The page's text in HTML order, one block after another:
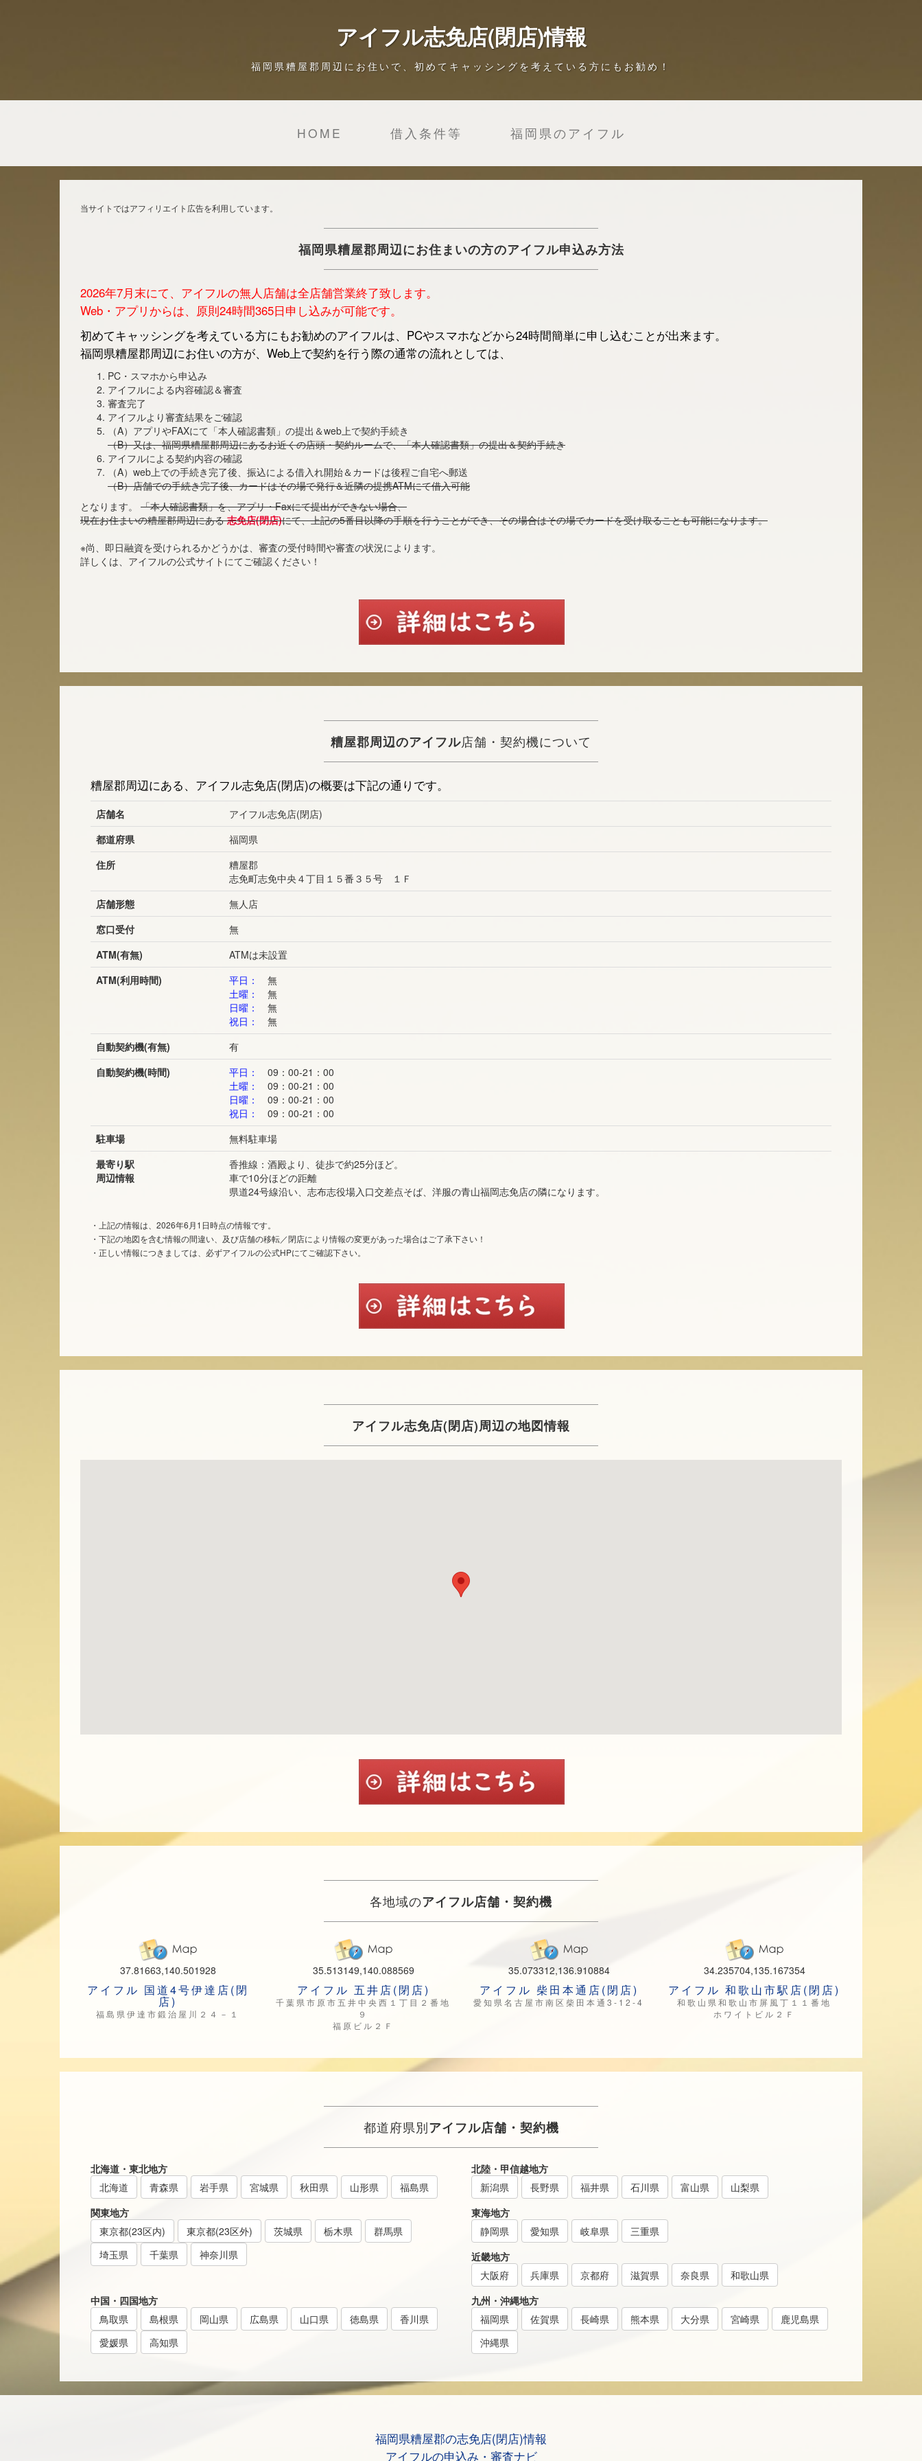
アイフル志免店(閉店)情報
福岡県糟屋郡周辺にお住いで、初めてキャッシングを考えている方にもお勧め！
HOME 借入条件等 福岡県のアイフル
当サイトではアフィリエイト広告を利用しています。
福岡県糟屋郡周辺にお住まいの方のアイフル申込み方法
2026年7月末にて、アイフルの無人店舗は全店舗営業終了致します。
Web・アプリからは、原則24時間365日申し込みが可能です。
初めてキャッシングを考えている方にもお勧めのアイフルは、PCやスマホなどから24時間簡単に申し込むことが出来ます。
福岡県糟屋郡周辺にお住いの方が、Web上で契約を行う際の通常の流れとしては、
PC・スマホから申込み
アイフルによる内容確認＆審査
審査完了
アイフルより審査結果をご確認
（A）アプリやFAXにて「本人確認書類」の提出＆web上で契約手続き
（B）又は、福岡県糟屋郡周辺にあるお近くの店頭・契約ルームで、「本人確認書類」の提出＆契約手続き
アイフルによる契約内容の確認
（A）web上での手続き完了後、振込による借入れ開始＆カードは後程ご自宅へ郵送
（B）店舗での手続き完了後、カードはその場で発行＆近隣の提携ATMにて借入可能
となります。 「本人確認書類」を、アプリ・Faxにて提出ができない場合、
現在お住まいの糟屋郡周辺にある志免店(閉店)にて、上記の5番目以降の手順を行うことができ、その場合はその場でカードを受け取ることも可能になります。
※尚、即日融資を受けられるかどうかは、審査の受付時間や審査の状況によります。
詳しくは、アイフルの公式サイトにてご確認ください！
糟屋郡周辺のアイフル店舗・契約機について
糟屋郡周辺にある、アイフル志免店(閉店)の概要は下記の通りです。
店舗名
アイフル志免店(閉店)
都道府県
福岡県
住所
糟屋郡
志免町志免中央４丁目１５番３５号 １Ｆ
店舗形態
無人店
窓口受付
無
ATM(有無)
ATMは未設置
ATM(利用時間)
平日：
無
土曜：
無
日曜：
無
祝日：
無
自動契約機(有無)
有
自動契約機(時間)
平日：
09：00-21：00
土曜：
09：00-21：00
日曜：
09：00-21：00
祝日：
09：00-21：00
駐車場
無料駐車場
最寄り駅
周辺情報
香推線：酒殿より、徒歩で約25分ほど。
車で10分ほどの距離
県道24号線沿い、志布志役場入口交差点そば、洋服の青山福岡志免店の隣になります。
・上記の情報は、2026年6月1日時点の情報です。
・下記の地図を含む情報の間違い、及び店舗の移転／閉店により情報の変更があった場合はご了承下さい！
・正しい情報につきましては、必ずアイフルの公式HPにてご確認下さい。
アイフル志免店(閉店)周辺の地図情報
各地域のアイフル店舗・契約機
37.81663,140.501928
アイフル 国道4号伊達店(閉
店)
福島県伊達市鍛治屋川２４－１
35.513149,140.088569
アイフル 五井店(閉店)
千葉県市原市五井中央西１丁目２番地
９
福原ビル２Ｆ
35.073312,136.910884
アイフル 柴田本通店(閉店)
愛知県名古屋市南区柴田本通3-12-4
34.235704,135.167354
アイフル 和歌山市駅店(閉店)
和歌山県和歌山市屏風丁１１番地
ホワイトビル２Ｆ
都道府県別アイフル店舗・契約機
北海道・東北地方
北海道
青森県 岩手県 宮城県 秋田県 山形県 福島県
北陸・甲信越地方
新潟県
長野県 福井県 石川県 富山県
山梨県
関東地方
東京都(23区内)
東京都(23区外) 茨城県 栃木県
群馬県
埼玉県
千葉県 神奈川県
東海地方
静岡県
愛知県 岐阜県
三重県
近畿地方
大阪府
兵庫県 京都府 滋賀県 奈良県
和歌山県
中国・四国地方
鳥取県
島根県 岡山県 広島県 山口県 徳島県
香川県
愛媛県
高知県
九州・沖縄地方
福岡県
佐賀県 長崎県 熊本県 大分県 宮崎県
鹿児島県
沖縄県
福岡県糟屋郡の志免店(閉店)情報
アイフルの申込み・審査ナビ